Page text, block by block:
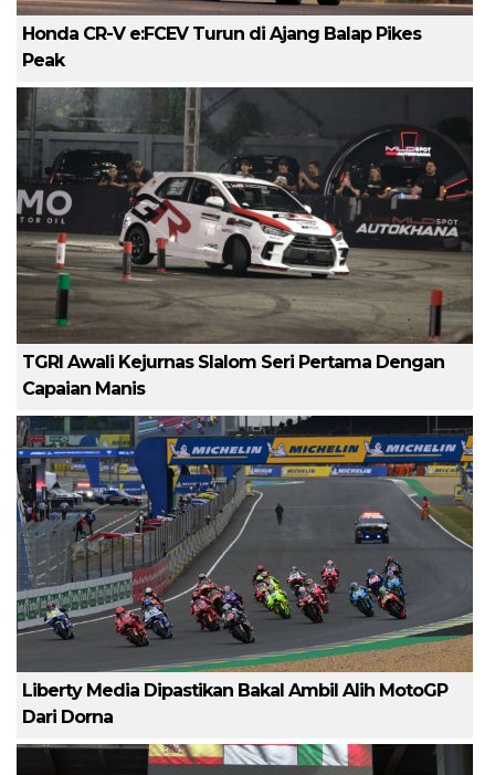
Honda CR-V e:FCEV Turun di Ajang Balap Pikes
Peak
TGRI Awali Kejurnas Slalom Seri Pertama Dengan
Capaian Manis
Liberty Media Dipastikan Bakal Ambil Alih MotoGP
Dari Dorna